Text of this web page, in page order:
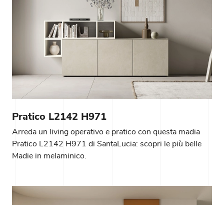
Pratico L2142 H971
Arreda un living operativo e pratico con questa madia
Pratico L2142 H971 di SantaLucia: scopri le più belle
Madie in melaminico.